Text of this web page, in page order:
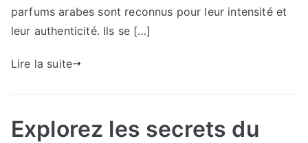
parfums arabes sont reconnus pour leur intensité et
leur authenticité. Ils se […]
Lire la suite
Explorez les secrets du